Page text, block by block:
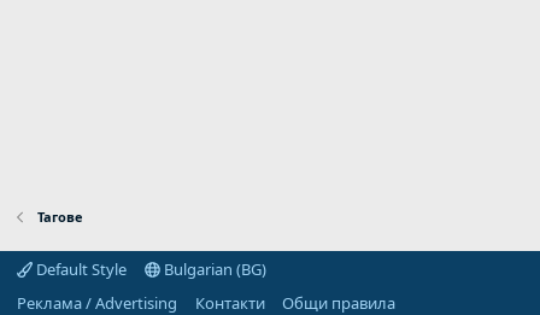
Тагове
Default Style
Bulgarian (BG)
Реклама / Advertising
Контакти
Общи правила